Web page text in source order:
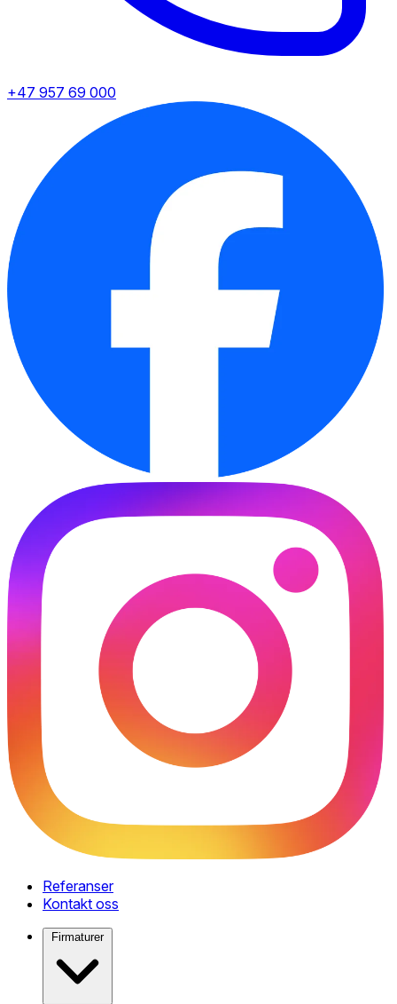
+47 957 69 000
Referanser
Kontakt oss
Firmaturer